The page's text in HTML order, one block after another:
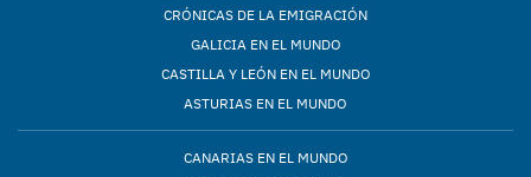
CRÓNICAS DE LA EMIGRACIÓN
GALICIA EN EL MUNDO
CASTILLA Y LEÓN EN EL MUNDO
ASTURIAS EN EL MUNDO
CANARIAS EN EL MUNDO